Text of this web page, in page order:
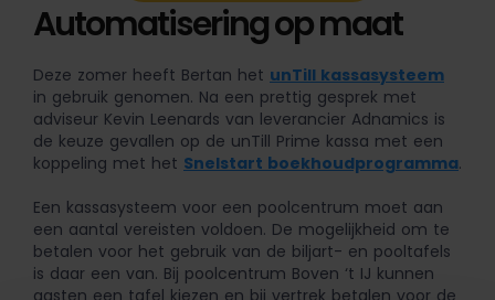
Automatisering op maat
Deze zomer heeft Bertan het unTill kassasysteem
in gebruik genomen. Na een prettig gesprek met
adviseur Kevin Leenards van leverancier Adnamics is
de keuze gevallen op de unTill Prime kassa met een
koppeling met het Snelstart boekhoudprogramma.
Een kassasysteem voor een poolcentrum moet aan
een aantal vereisten voldoen. De mogelijkheid om te
betalen voor het gebruik van de biljart- en pooltafels
is daar een van. Bij poolcentrum Boven ‘t IJ kunnen